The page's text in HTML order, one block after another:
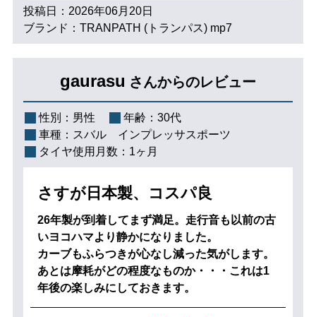
投稿日：2026年06月20日
ブランド：TRANPATH (トランパス) mp7
gaurasu さんからのレビュー
性別： 男性 年齢： 30代
車種： スバル インプレッサスポーツ
タイヤ使用月数： 1ヶ月
さすが日本製、コスパ良
26年製が到着してまず満足。走行音も以前の古
いヨコハマより静かになりました。
カーブもふらつきが心なし減った気がします。
あとは摩耗がどの程度なものか・・・これは1
年後の楽しみにしておきます。